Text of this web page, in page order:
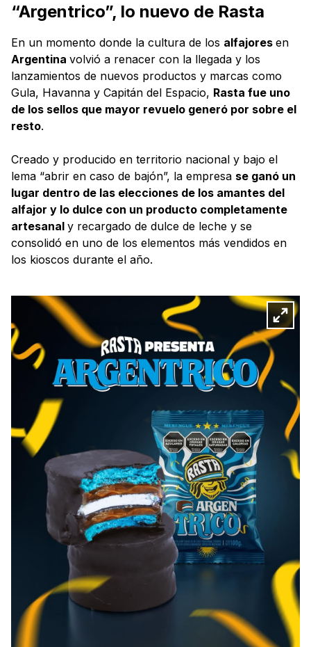
“Argentrico”, lo nuevo de Rasta
En un momento donde la cultura de los alfajores en
Argentina volvió a renacer con la llegada y los
lanzamientos de nuevos productos y marcas como
Gula, Havanna y Capitán del Espacio, Rasta fue uno
de los sellos que mayor revuelo generó por sobre el
resto.
Creado y producido en territorio nacional y bajo el
lema “abrir en caso de bajón”, la empresa se ganó un
lugar dentro de las elecciones de los amantes del
alfajor y lo dulce con un producto completamente
artesanal y recargado de dulce de leche y se
consolidó en uno de los elementos más vendidos en
los kioscos durante el año.